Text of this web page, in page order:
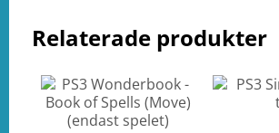
Relaterade produkter